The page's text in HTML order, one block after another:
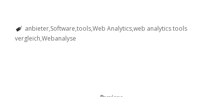
anbieter Software toolsWeb Analyticsweb analytics tools
vergleich Webanalyse